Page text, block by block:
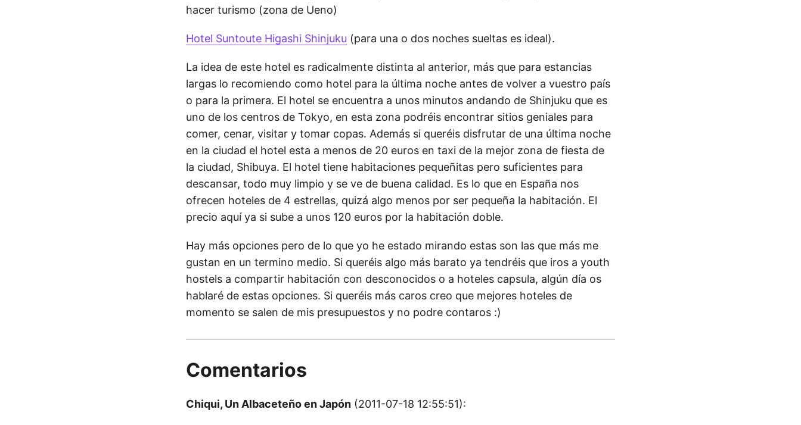
hacer turismo (zona de Ueno)
Hotel Suntoute Higashi Shinjuku (para una o dos noches sueltas es ideal).
La idea de este hotel es radicalmente distinta al anterior, más que para estancias
largas lo recomiendo como hotel para la última noche antes de volver a vuestro país
o para la primera. El hotel se encuentra a unos minutos andando de Shinjuku que es
uno de los centros de Tokyo, en esta zona podréis encontrar sitios geniales para
comer, cenar, visitar y tomar copas. Además si queréis disfrutar de una última noche
en la ciudad el hotel esta a menos de 20 euros en taxi de la mejor zona de fiesta de
la ciudad, Shibuya. El hotel tiene habitaciones pequeñitas pero suficientes para
descansar, todo muy limpio y se ve de buena calidad. Es lo que en España nos
ofrecen hoteles de 4 estrellas, quizá algo menos por ser pequeña la habitación. El
precio aquí ya si sube a unos 120 euros por la habitación doble.
Hay más opciones pero de lo que yo he estado mirando estas son las que más me
gustan en un termino medio. Si queréis algo más barato ya tendréis que iros a youth
hostels a compartir habitación con desconocidos o a hoteles capsula, algún día os
hablaré de estas opciones. Si queréis más caros creo que mejores hoteles de
momento se salen de mis presupuestos y no podre contaros :)
Comentarios
Chiqui, Un Albaceteño en Japón (2011-07-18 12:55:51):